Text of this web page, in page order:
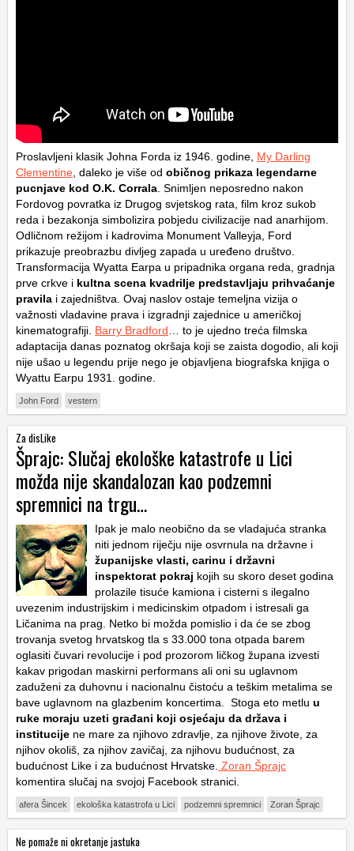
Proslavljeni klasik Johna Forda iz 1946. godine, My Darling
Clementine , daleko je više od običnog prikaza legendarne
pucnjave kod O.K. Corrala . Snimljen neposredno nakon
Fordovog povratka iz Drugog svjetskog rata, film kroz sukob
reda i bezakonja simbolizira pobjedu civilizacije nad anarhijom.
Odličnom režijom i kadrovima Monument Valleyja, Ford
prikazuje preobrazbu divljeg zapada u uređeno društvo.
Transformacija Wyatta Earpa u pripadnika organa reda, gradnja
prve crkve i kultna scena kvadrilje predstavljaju prihvaćanje
pravila i zajedništva. Ovaj naslov ostaje temeljna vizija o
važnosti vladavine prava i izgradnji zajednice u američkoj
kinematografiji. Barry Bradford … to je ujedno treća filmska
adaptacija danas poznatog okršaja koji se zaista dogodio, ali koji
nije ušao u legendu prije nego je objavljena biografska knjiga o
Wyattu Earpu 1931. godine.
John Ford vestern
Za disLike
Šprajc: Slučaj ekološke katastrofe u Lici
možda nije skandalozan kao podzemni
spremnici na trgu…
Ipak je malo neobično da se vladajuća stranka
niti jednom riječju nije osvrnula na državne i
županijske vlasti, carinu i državni
inspektorat pokraj kojih su skoro deset godina
prolazile tisuće kamiona i cisterni s ilegalno
uvezenim industrijskim i medicinskim otpadom i istresali ga
Ličanima na prag. Netko bi možda pomislio i da će se zbog
trovanja svetog hrvatskog tla s 33.000 tona otpada barem
oglasiti čuvari revolucije i pod prozorom ličkog župana izvesti
kakav prigodan maskirni performans ali oni su uglavnom
zaduženi za duhovnu i nacionalnu čistoću a teškim metalima se
bave uglavnom na glazbenim koncertima. Stoga eto metlu u
ruke moraju uzeti građani koji osjećaju da država i
institucije ne mare za njihovo zdravlje, za njihove živote, za
njihov okoliš, za njihov zavičaj, za njihovu budućnost, za
budućnost Like i za budućnost Hrvatske. Zoran Šprajc
komentira slučaj na svojoj Facebook stranici.
afera Šincek ekološka katastrofa u Lici podzemni spremnici Zoran Šprajc
Ne pomaže ni okretanje jastuka